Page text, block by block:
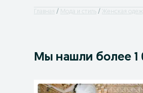
Главная Мода и стиль Женская
Мы нашли более 1